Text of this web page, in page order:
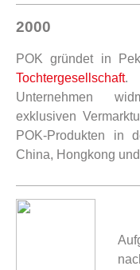
2000
POK gründet in
Tochtergesellschaft.
Unternehmen
exklusiven
POK-Produkten in
China, Hongkong